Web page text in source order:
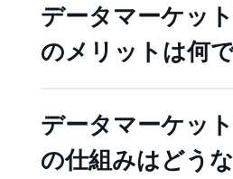
データマーケッ
のメリットは何
データマーケッ
の仕組みはどう